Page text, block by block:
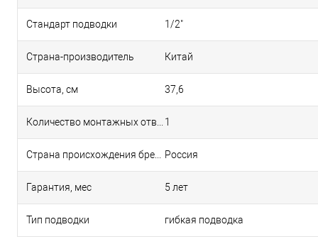
Стандарт подводки 1/2"
Страна-производитель Китай
Высота, см 37,6
1
Россия
Гарантия, мес 5 лет
Тип подводки гибкая подводка